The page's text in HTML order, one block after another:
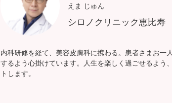
えま じゅん
シロノクリニック恵比寿
内科研修を経て、美容皮膚科に携わる。患者さまお一
するよう心掛けています。人生を楽しく過ごせるよう
トします。